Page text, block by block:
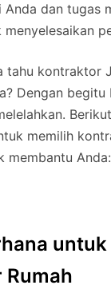
dan tugas
tahu kontraktor
Dengan begitu
memilih
membantu Anda: